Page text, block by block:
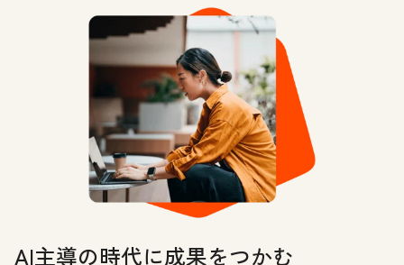
AI主導の時代に成果をつかむ